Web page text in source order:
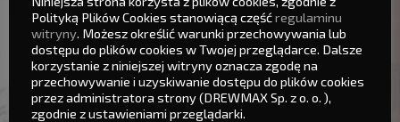
Polityką Plików Cookies stanowiącą częśćregulaminu
witryny. Możesz określić warunki przechowywania lub
dostępu do plików cookies w Twojej przeglądarce. Dalsze
korzystanie z niniejszej witryny oznacza zgodę na
przechowywanie i uzyskiwanie dostępu do plików cookies
przez administratora strony (DREWMAX Sp. z o. o. ),
zgodnie z ustawieniami przeglądarki.